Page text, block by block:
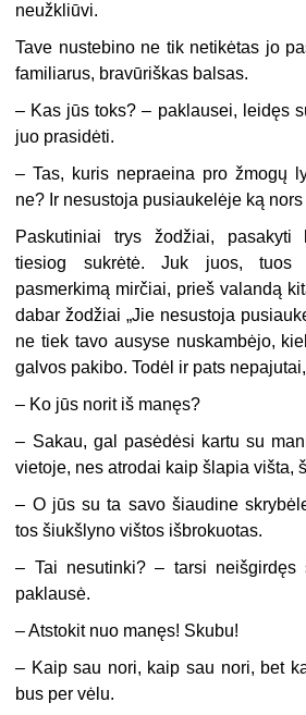
neužkliūvi.
Tave nustebino ne tik netikėtas jo
familiarus, bravūriškas balsas.
– Kas jūs toks? – paklausei, leidęs
juo prasidėti.
– Tas, kuris nepraeina pro žmogų
ne? Ir nesustoja pusiaukelėje ką
Paskutiniai trys žodžiai, pasakyti
tiesiog sukrėtė. Juk juos, tuos
pasmerkimą mirčiai, prieš valandą
dabar žodžiai „Jie nesustoja
ne tiek tavo ausyse nuskambėjo,
galvos pakibo. Todėl ir pats
– Ko jūs norit iš manęs?
– Sakau, gal pasėdėsi kartu su
vietoje, nes atrodai kaip šlapia višta,
– O jūs su ta savo šiaudine
tos šiukšlyno vištos išbrokuotas.
– Tai nesutinki? – tarsi neišgirdęs
paklausė.
– Atstokit nuo manęs! Skubu!
– Kaip sau nori, kaip sau nori, bet
bus per vėlu.